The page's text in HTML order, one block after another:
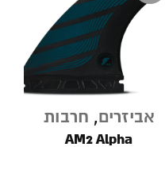
אביזרים, חרבות
AM2 Alpha